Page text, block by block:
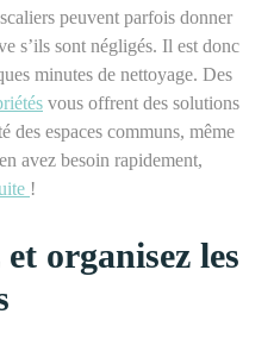
peuvent parfois donner
s’ils sont négligés. Il est donc
minutes de nettoyage. Des
vous offrent des solutions
des espaces communs, même
avez besoin rapidement,
!
organisez les